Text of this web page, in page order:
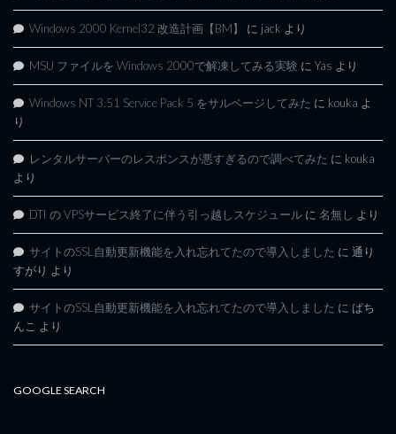
Windows 2000 Kernel32 改造計画【BM】 に jack より
MSU ファイルを Windows 2000で解凍してみる実験 に Yas より
Windows NT 3.51 Service Pack 5 をサルベージしてみた に kouka よ
り
レンタルサーバーのレスポンスが悪すぎるので調べてみた に kouka
より
DTI の VPSサービス終了に伴う引っ越しスケジュール に 名無し より
サイトのSSL自動更新機能を入れ忘れてたので導入しました に 通り
すがり より
サイトのSSL自動更新機能を入れ忘れてたので導入しました に ぱち
んこ より
GOOGLE SEARCH